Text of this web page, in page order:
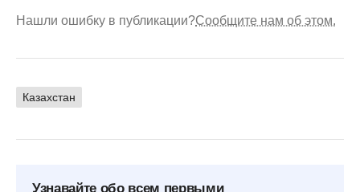
Нашли ошибку в публикации?Сообщите нам об этом.
Казахстан
Узнавайте обо всем первыми